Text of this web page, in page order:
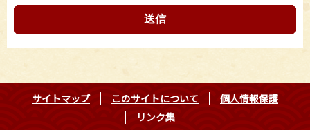
サイトマップ このサイトについて
個人情報保護
リンク集